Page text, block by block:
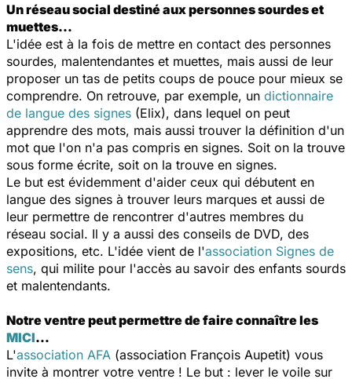
Un réseau social destiné aux personnes sourdes et
muettes…
L'idée est à la fois de mettre en contact des personnes
sourdes, malentendantes et muettes, mais aussi de leur
proposer un tas de petits coups de pouce pour mieux se
comprendre. On retrouve, par exemple, un dictionnaire
de langue des signes (Elix), dans lequel on peut
apprendre des mots, mais aussi trouver la définition d'un
mot que l'on n'a pas compris en signes. Soit on la trouve
sous forme écrite, soit on la trouve en signes.
Le but est évidemment d'aider ceux qui débutent en
langue des signes à trouver leurs marques et aussi de
leur permettre de rencontrer d'autres membres du
réseau social. Il y a aussi des conseils de DVD, des
expositions, etc. L'idée vient de l'association Signes de
sens, qui milite pour l'accès au savoir des enfants sourds
et malentendants.
Notre ventre peut permettre de faire connaître les
MICI…
L'association AFA (association François Aupetit) vous
invite à montrer votre ventre ! Le but : lever le voile sur